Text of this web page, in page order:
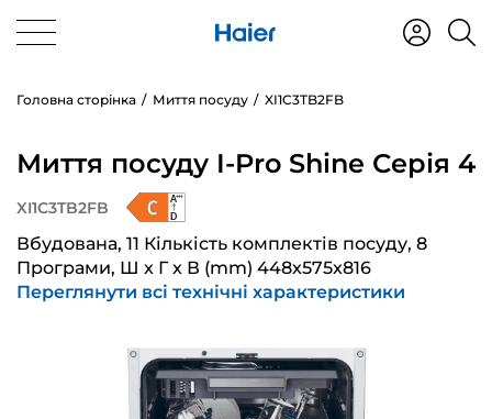
Головна сторінка Миття посуду XI1C3TB2FB
Миття посуду I-Pro Shine Серія 4
XI1C3TB2FB
Вбудована, 11 Кількість комплектів посуду, 8
Програми, Ш x Г x В (mm) 448x575x816
Переглянути всі технічні характеристики